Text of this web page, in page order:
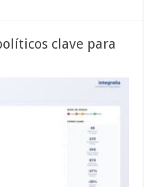
clave para